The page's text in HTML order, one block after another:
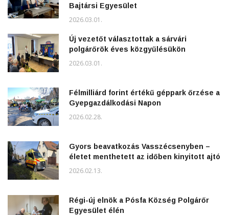
Bajtársi Egyesület
2026.03.01.
Új vezetőt választottak a sárvári
polgárőrök éves közgyűlésükön
2026.03.01.
Félmilliárd forint értékű géppark őrzése a
Gyepgazdálkodási Napon
2026.02.28.
Gyors beavatkozás Vasszécsenyben –
életet menthetett az időben kinyitott ajtó
2026.02.13.
Régi-új elnök a Pósfa Község Polgárőr
Egyesület élén